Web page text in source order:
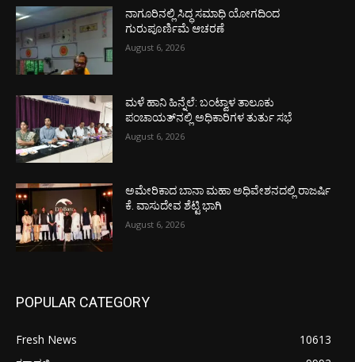
ನಾಗೂರಿನಲ್ಲಿ ಸಿದ್ಧ ಸಮಾಧಿ ಯೋಗದಿಂದ
ಗುರುಪೂರ್ಣಿಮೆ ಆಚರಣೆ
August 6, 2026
ಮಳೆ ಹಾನಿ ಹಿನ್ನೆಲೆ: ಬಂಟ್ವಾಳ ತಾಲೂಕು
ಪಂಚಾಯತ್‌ನಲ್ಲಿ ಅಧಿಕಾರಿಗಳ ತುರ್ತು ಸಭೆ
August 6, 2026
ಅಮೇರಿಕಾದ ಬಾನಾ ಮಹಾ ಅಧಿವೇಶನದಲ್ಲಿ ರಾಜರ್ಷಿ
ಕೆ. ವಾಸುದೇವ ಶೆಟ್ಟಿ ಭಾಗಿ
August 6, 2026
POPULAR CATEGORY
Fresh News
10613